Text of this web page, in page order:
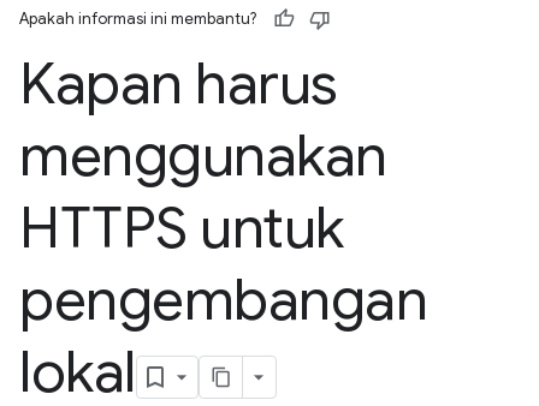
Apakah informasi ini membantu?
Kapan harus
menggunakan
HTTPS untuk
pengembangan
lokal